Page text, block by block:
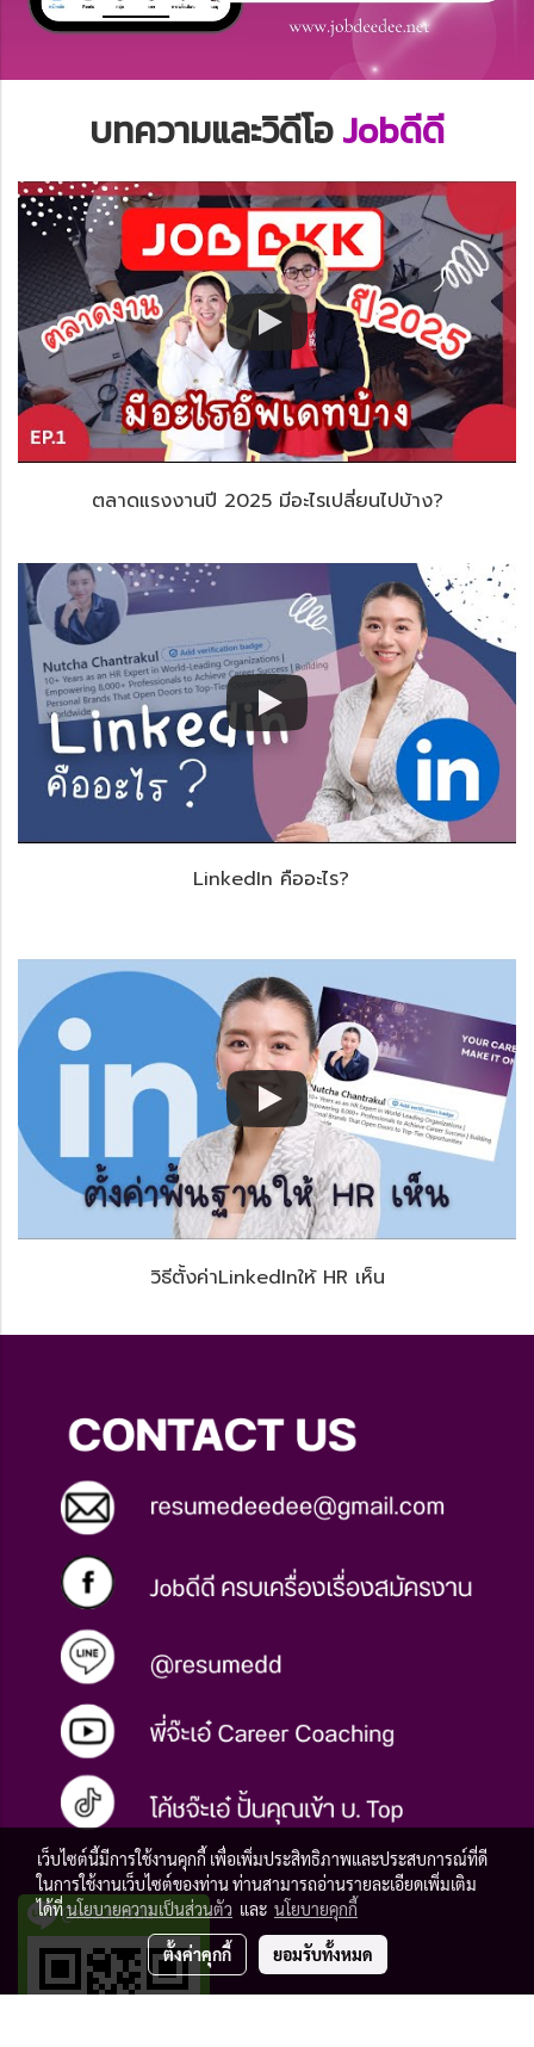
บทความและวิดีโอJobดีดี
ตลาดแรงงานปี 2025 มีอะไรเปลี่ยนไปบ้าง?
LinkedIn คืออะไร?
วิธีตั้งค่าLinkedInให้ HR เห็น
@resumedd
เว็บไซต์นี้มีการใช้งานคุกกี้ เพื่อเพิ่มประสิทธิภาพและประสบการณ์ที่ดี
ในการใช้งานเว็บไซต์ของท่าน ท่านสามารถอ่านรายละเอียดเพิ่มเติม
ได้ที่นโยบายความเป็นส่วนตัว และ นโยบายคุกกี้
ตั้งค่าคุกกี้ ยอมรับทั้งหมด